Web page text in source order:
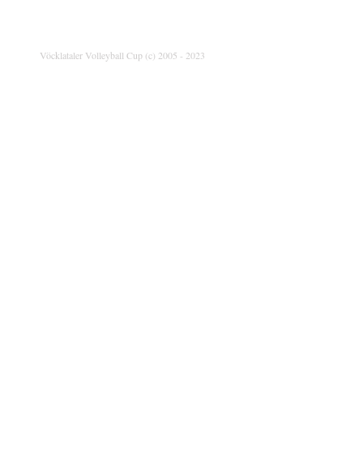
Vöcklataler Volleyball Cup (c) 2005 - 2023